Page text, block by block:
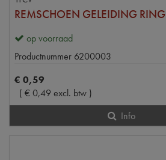
REMSCHOEN GELEIDING RING
op voorraad
Productnummer 6200003
€ 0,59
( €0,49 excl. btw )
Info